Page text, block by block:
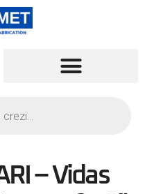
– Vidas